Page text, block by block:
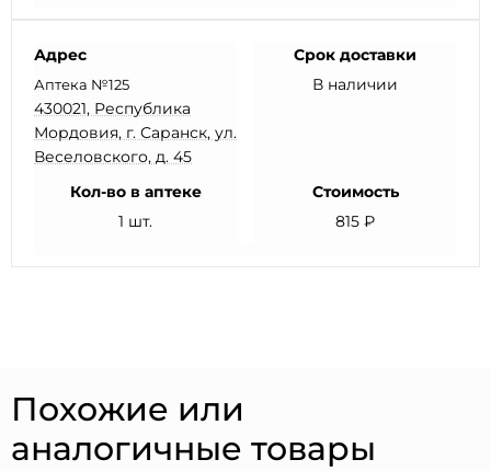
Адрес
Аптека №125
430021, Республика
Мордовия, г. Саранск, ул.
Веселовского, д. 45
Срок доставки
В наличии
Кол-во в аптеке
1 шт.
Стоимость
815 ₽
Похожие или
аналогичные товары